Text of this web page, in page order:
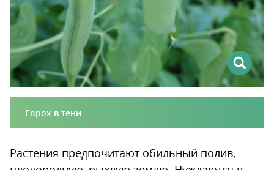
Горох в тени
Растения предпочитают обильный полив,